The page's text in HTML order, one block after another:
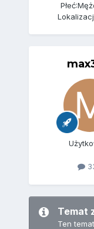
Płeć:
Temat
Ten